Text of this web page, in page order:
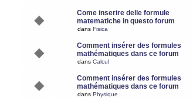
Come inserire delle formule
matematiche in questo forum
dans Fisica
Comment insérer des formules
mathématiques dans ce forum
dans Calcul
Comment insérer des formules
mathématiques dans ce forum
dans Physique